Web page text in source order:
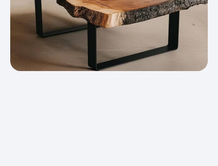
Универсальный стиль
Отделка деревом подходит для лофт,
сканди, классики и модерна. Легко
сочетается с камнем, штукатуркой
и металлом, подчёркивая характер
помещения.